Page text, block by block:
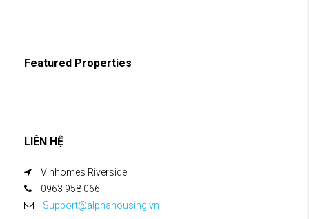
Featured Properties
LIÊN HỆ
Vinhomes Riverside
0963 958 066
Support@alphahousing.vn